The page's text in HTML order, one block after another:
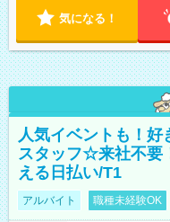
気になる！
人気イベントも！好
スタッフ☆来社不要
える日払い/T1
アルバイト 職種未経験OK